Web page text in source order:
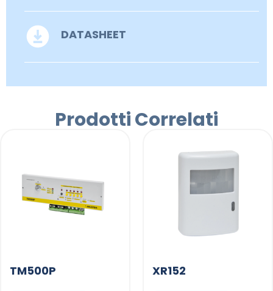
DATASHEET
Prodotti Correlati
TM500P XR152